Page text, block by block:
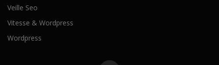
Veille Seo
Vitesse & Wordpress
Wordpress